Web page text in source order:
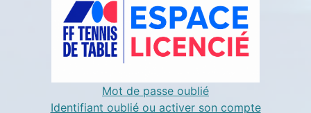
Mot de passe oublié
Identifiant oublié ou activer son compte